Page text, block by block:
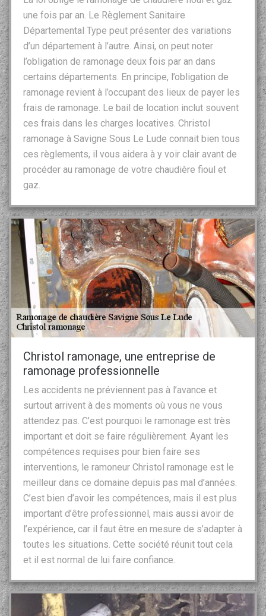
une fois par an. Le Règlement Sanitaire
Départemental Type peut présenter des variations
d’un département à l’autre. Ainsi, on peut noter
l’obligation de ramonage deux fois par an dans
certains départements. En principe, l’obligation de
ramonage revient à l’occupant des lieux de payer les
frais de ramonage. Le bail de location inclut souvent
ces frais dans les charges locatives. Christol
ramonage à Savigne Sous Le Lude connait bien tous
ces règlements, il vous aidera à y voir clair avant de
procéder au ramonage de votre chaudière fioul et
gaz.
Christol ramonage, une entreprise de
ramonage professionnelle
Les accidents ne préviennent pas à l’avance et
surtout arrivent à des moments où vous ne vous
attendez pas. C’est pourquoi le ramonage est très
important et doit se faire régulièrement. Ayant les
compétences requises pour bien faire ses
interventions, le ramoneur Christol ramonage est le
meilleur dans ce domaine depuis pas mal d’années.
C’est bien d’avoir les compétences, mais il est plus
important d’être professionnel, mais aussi avoir de
l’expérience, car il faut être en mesure de s’adapter à
toutes les situations. Cette société réunit tout cela
et il est normal de lui faire confiance.